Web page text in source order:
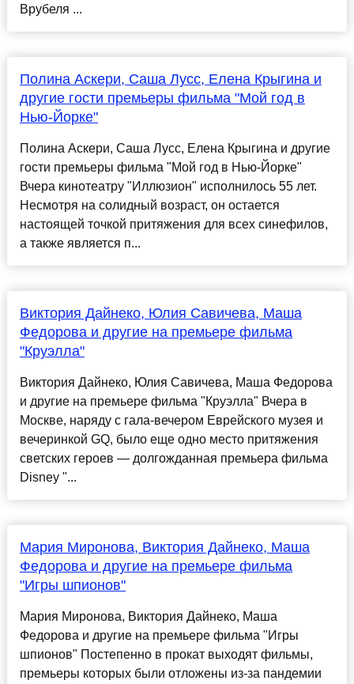
Врубеля ...
Полина Аскери, Саша Лусс, Елена Крыгина и
другие гости премьеры фильма "Мой год в
Нью-Йорке"
Полина Аскери, Саша Лусс, Елена Крыгина и другие
гости премьеры фильма "Мой год в Нью-Йорке"
Вчера кинотеатру "Иллюзион" исполнилось 55 лет.
Несмотря на солидный возраст, он остается
настоящей точкой притяжения для всех синефилов,
а также является п...
Виктория Дайнеко, Юлия Савичева, Маша
Федорова и другие на премьере фильма
"Круэлла"
Виктория Дайнеко, Юлия Савичева, Маша Федорова
и другие на премьере фильма "Круэлла" Вчера в
Москве, наряду с гала-вечером Еврейского музея и
вечеринкой GQ, было еще одно место притяжения
светских героев — долгожданная премьера фильма
Disney "...
Мария Миронова, Виктория Дайнеко, Маша
Федорова и другие на премьере фильма
"Игры шпионов"
Мария Миронова, Виктория Дайнеко, Маша
Федорова и другие на премьере фильма "Игры
шпионов" Постепенно в прокат выходят фильмы,
премьеры которых были отложены из-за пандемии